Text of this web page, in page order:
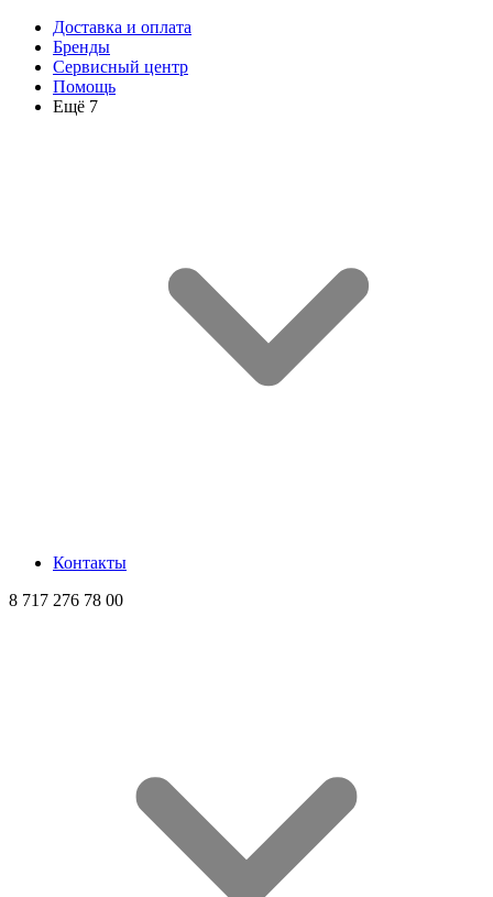
Доставка и оплата
Бренды
Сервисный центр
Помощь
Ещё 7
Контакты
8 717 276 78 00